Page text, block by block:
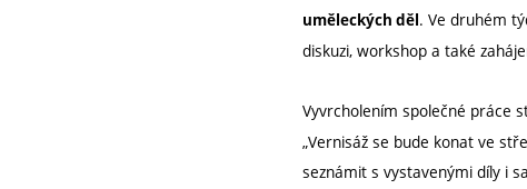
uměleckých děl. Ve druhém
diskuzi, workshop a také
Vyvrcholením společné práce
„Vernisáž se bude konat ve
seznámit s vystavenými díly i